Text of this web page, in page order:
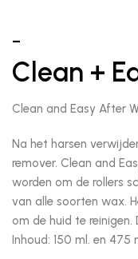
–
Clean +
Clean and Easy After
Na het harsen
remover. Clean and
worden om de rollers
van alle soorten wax.
om de huid te
Inhoud: 150 ml. en 475